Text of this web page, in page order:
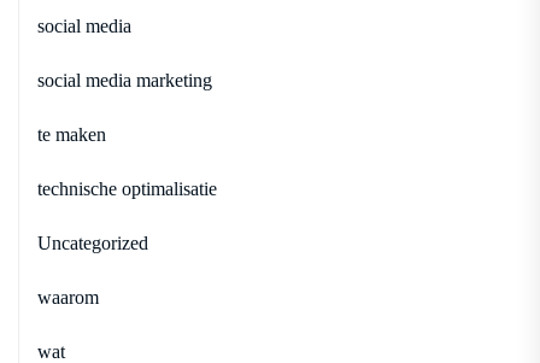
social media
social media marketing
te maken
technische optimalisatie
Uncategorized
waarom
wat